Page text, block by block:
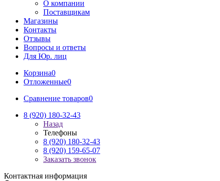
О компании
Поставщикам
Магазины
Контакты
Отзывы
Вопросы и ответы
Для Юр. лиц
Корзина0
Отложенные0
Сравнение товаров0
8 (920) 180-32-43
Назад
Телефоны
8 (920) 180-32-43
8 (920) 159-65-07
Заказать звонок
Контактная информация